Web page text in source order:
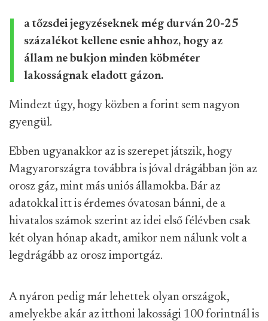
a tőzsdei jegyzéseknek még durván 20-25
százalékot kellene esnie ahhoz, hogy az
állam ne bukjon minden köbméter
lakosságnak eladott gázon.
Mindezt úgy, hogy közben a forint sem nagyon
gyengül.
Ebben ugyanakkor az is szerepet játszik, hogy
Magyarországra továbbra is jóval drágábban jön az
orosz gáz, mint más uniós államokba. Bár az
adatokkal itt is érdemes óvatosan bánni, de a
hivatalos számok szerint az idei első félévben csak
két olyan hónap akadt, amikor nem nálunk volt a
legdrágább az orosz importgáz.
A nyáron pedig már lehettek olyan országok,
amelyekbe akár az itthoni lakossági 100 forintnál is